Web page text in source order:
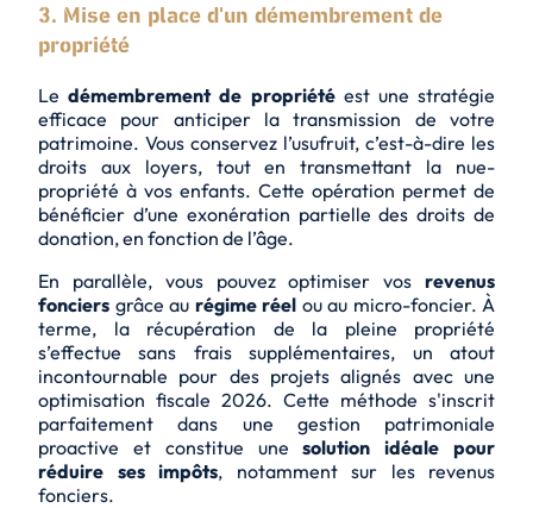
3. Mise en place d'un démembrement de
propriété
Ledémembrement de propriétéest une stratégie
efficace pour anticiper la transmission de votre
patrimoine. Vous conservez l’usufruit, c’est-à-dire les
droits aux loyers, tout en transmettant la nue-
propriété à vos enfants. Cette opération permet de
bénéficier d’une exonération partielle des droits de
donation, en fonction de l’âge.
En parallèle, vous pouvez optimiser vos revenus
fonciers grâce au régime réel ou au micro-foncier. À
terme, la récupération de la pleine propriété
s’effectue sans frais supplémentaires, un atout
incontournable pour des projets alignés avec une
optimisation fiscale 2026. Cette méthode s'inscrit
parfaitement dans une gestion patrimoniale
proactive et constitue unesolution idéale pour
réduire ses impôts, notamment sur les revenus
fonciers.